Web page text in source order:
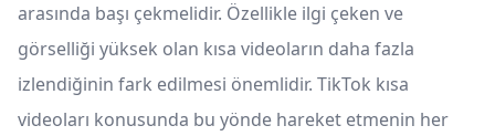
arasında başı çekmelidir. Özellikle ilgi çeken ve
görselliği yüksek olan kısa videoların daha fazla
izlendiğinin fark edilmesi önemlidir. TikTok kısa
videoları konusunda bu yönde hareket etmenin her